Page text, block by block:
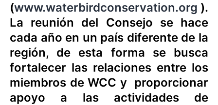
(www.waterbirdconservation.org ).
La reunión del Consejo se hace
cada año en un país diferente de la
región, de esta forma se busca
fortalecer las relaciones entre los
miembros de WCC y proporcionar
apoyo a las actividades de